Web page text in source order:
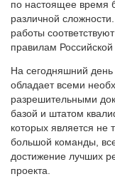
по настоящее время
различной
работы
правилам
На сегодняшний
обладает всеми
разрешительными
базой и штатом
которых является не
большой команды,
достижение лучших
проекта.